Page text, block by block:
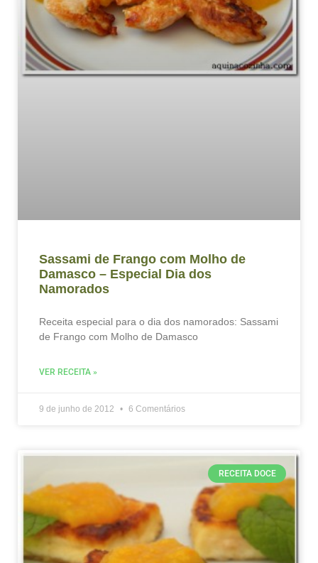
Sassami de Frango com Molho de
Damasco – Especial Dia dos
Namorados
Receita especial para o dia dos namorados: Sassami
de Frango com Molho de Damasco
VER RECEITA »
9 de junho de 2012 6 Comentários
RECEITA DOCE